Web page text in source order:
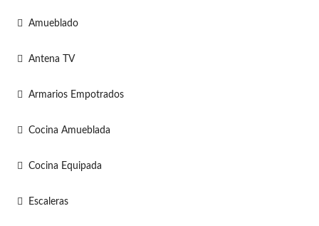
Amueblado
Antena TV
Armarios Empotrados
Cocina Amueblada
Cocina Equipada
Escaleras